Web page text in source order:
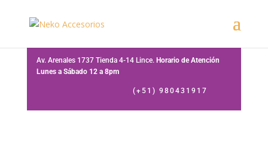
Av. Arenales 1737 Tienda 4-14 Lince. Horario de Atención
Lunes a Sábado 12 a 8pm
(+51) 980431917